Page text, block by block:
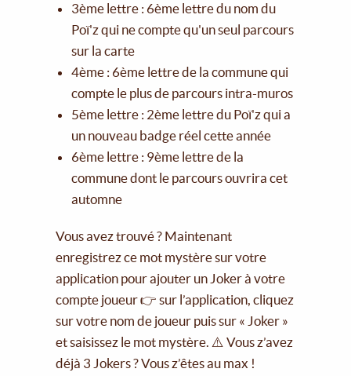
3ème lettre : 6ème lettre du nom du
Poï'z qui ne compte qu'un seul parcours
sur la carte
4ème : 6ème lettre de la commune qui
compte le plus de parcours intra-muros
5ème lettre : 2ème lettre du Poï'z qui a
un nouveau badge réel cette année
6ème lettre : 9ème lettre de la
commune dont le parcours ouvrira cet
automne
Vous avez trouvé ? Maintenant
enregistrez ce mot mystère sur votre
application pour ajouter un Joker à votre
compte joueur 👉 sur l’application, cliquez
sur votre nom de joueur puis sur « Joker »
et saisissez le mot mystère. ⚠️ Vous z’avez
déjà 3 Jokers ? Vous z’êtes au max !